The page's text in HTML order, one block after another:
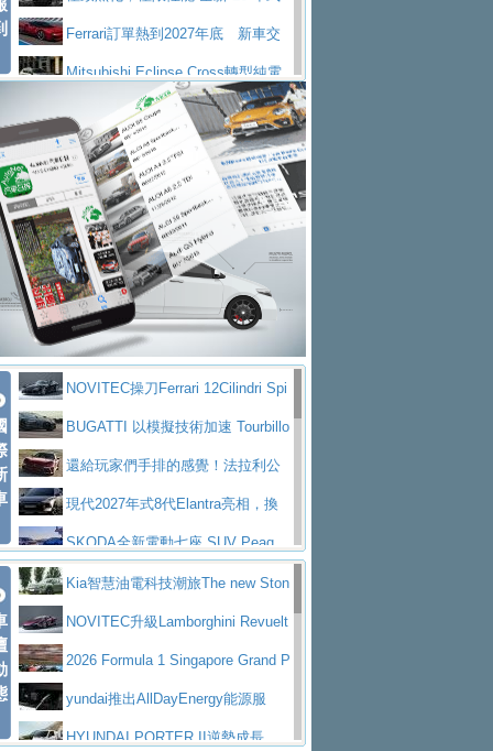
技的座駕! Ford Territory中型油電休旅
SO Super Great今日在台登場，結合先進安
ntis四品牌經銷權，全新多品牌旗艦展示中
心開幕啟用
屏東特搜大隊再添新利器 SITRAK
救助器材車買氣不衰、SUZUKI經銷商勇於開啟
全新大店，新北都鈴木占地500坪土城旗艦
展示中心開幕
2025第七屆ISUZU運轉職人挑戰賽
熱血登場 展現極致車技與專業職人精神
H2GP世界總決賽圓滿落幕 台灣團
隊表現精彩淨零減碳指標性應用 純電動水泥預
拌車 消防車除了滅火裝備還需要什麼？
一探SITRAK “準” 消防車的究竟
大益金龍初試啼聲，汽柴油5噸貨車
不是對手正宗年鑑2025年全球自動車年鑑1月
下旬問世！2024第六屆ISUZU運轉職人挑戰賽
首度前進南台灣熱烈開戰
豪華電能休旅新星 Audi Q4 Sportba
ck 55 e-tron S lineScania Taiwan 逆風而行，加深力
道投資布局
DEFENDER OCTA BLACK 限量登台
Ferrari訂單熱到2027年底 新車交
付至少得等一年以上
Mitsubishi Eclipse Cross轉型純電
休旅 87kWh電池續航超過600公里
全新BMW 318i Touring豪華旅行車
全台限量200台 進化現型
不等零關稅的紅利，Jeep品牌今日
起展開首批車交車
Volvo EX60 即將叩關，靜肅性、底
盤與數位介面搶先揭露
Audi Q9 將於 2026 年底上市 旗艦
大型 SUV 鎖定七人座豪華市場
BMW攜手漫威電影【蜘蛛人：重生
日】 Skoda 發表全新 Peaq 內裝：七人
座純電旗艦 SUV，行李廂最大可達 935 公
升
全新純電 Mercedes-Benz C 400 4
MATIC Electric 登場
奢華與科技大躍進，MAZDA全新3
代CX-5全方位進化提前亮相並展開預售94.9
萬起
馬自達公布 2027 年式 MX-5 更
新，新增 Yakudo 特別版
Skoda Peaq 發表全新電動動力系
統 最長續航逾 640 公里、支援雙向供電
BMW M2 首度導入 xDrive 四驅，
美國與瑞士需求成關鍵推手
The all-new T-Roc 魅力 自成焦點
Maserati GT2 Stradale「Tribute to
MC12」全球首度亮相
迎接 RANGE ROVER 品牌家族第
五位成員 全新 RANGE ROVER GT 預告登
場
造型華麗時尚、科技座艙再進化，P
eugeot 208小改款發表上市94.8萬起
NOVITEC操刀Ferrari 12Cilindri Spi
der 碳纖維空力、鍛造輪圈與Inconel排氣
上身
BUGATTI 以模擬技術加速 Tourbillo
n 動態開發還給玩家們手排的感覺！法拉利公
布12Cilidri Manaule手排超跑產品細節
現代2027年式8代Elantra亮相，換
裝更銳利的造型、更先進的資訊娛樂系統及
更高效的動力
SKODA全新電動七座 SUV Peaq
問世，擁有品牌史上最寬敞且豪華的座艙
AUDI推出首款高性能油電超跑Nuvo
lari，0到100公里加速2.6秒、極速350公里
／小時
百年三叉戟傳奇再啟程 Maserati 重
返 1000 Miglia 傳承競速榮耀
法拉利首款純電跑車Luce亮相，最
大馬力超過1000匹並具備530公里最大續航
里程
小車大空間、座艙科技更先進，SK
ODA發表全新純電跨界休旅Eipq祭平民化車
賓士AMG.EA專屬平台首作，Merc
Kia智慧油電科技潮旅The new Ston
ic 1-7月累計銷量創歷史新高
NOVITEC升級Lamborghini Revuelt
o 綜效輸出增至1,048匹
2026 Formula 1 Singapore Grand P
rix 新加坡大獎賽 Audi 極速之旅開放報名
yundai推出AllDayEnergy能源服
務 讓電動車化身行動儲能系統
HYUNDAI PORTER II逆勢成長，